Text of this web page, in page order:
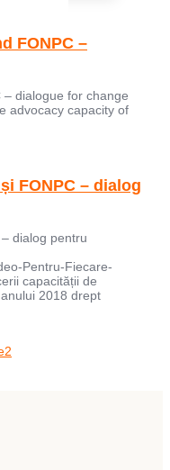
FONPC –
– dialogue for change
advocacy capacity of
FONPC – dialog
dialog pentru
Pentru-Fiecare-
capacității de
2018 drept
2